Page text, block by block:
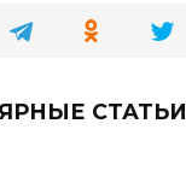
СТАТЬИ